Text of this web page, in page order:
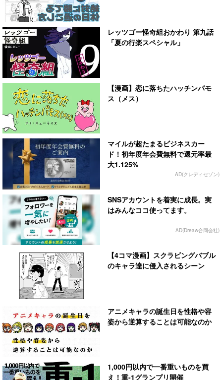
レッツゴー怪奇組おかわり 第九話
「夏の行楽スペシャル」
【漫画】恋に落ちたハッチンパモ
ス（メス）
マイルが超たまるビジネスカー
ド！初年度年会費無料で還元率最
大1.125%
AD(クレディセゾン)
SNSアカウントを着実に成長。実
はみんなココ使ってます。
AD(Dreaw合同会社)
【4コマ漫画】スクラビングバブル
のキャラ達に侵入されるシーン
アニメキャラの誕生日を性格や容
姿から逆算することは可能なのか
1,000円以内で一番重いものを買
え！重-1グランプリ開催